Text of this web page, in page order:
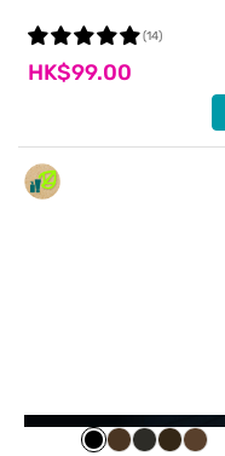
HK$99.00
(14)